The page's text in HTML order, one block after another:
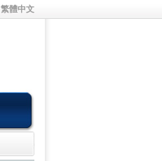
繁體中文